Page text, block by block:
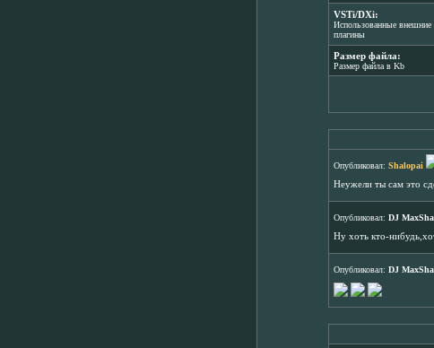
VSTi/DXi:
Использованные внешние
плагины
Размер файла:
Размер файла в Kb
Опубликовал: Shalopai
Неужели ты сам это
Опубликовал: DJ
Ну хоть кто-
Опубликовал: DJ